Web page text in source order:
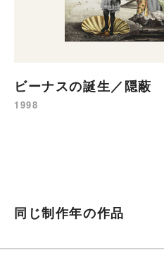
ビーナスの誕生／隠蔽
1998
同じ制作年の作品